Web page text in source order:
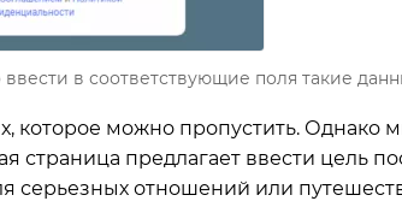
в соответствующие поля такие
которое можно пропустить. Однако
страница предлагает ввести цель
серьезных отношений или